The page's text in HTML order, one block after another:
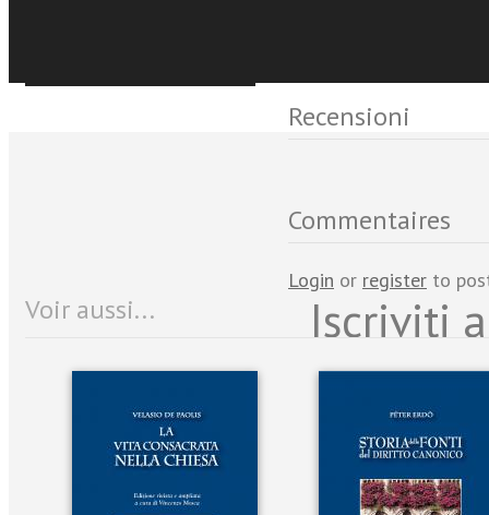
Recensioni
Commentaires
Login or register to
Voir aussi... Iscriviti